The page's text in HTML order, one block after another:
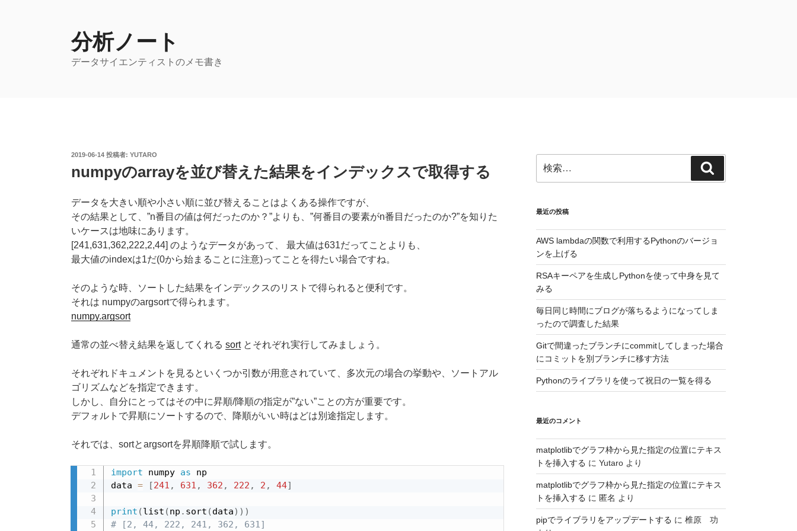
分析ノート
データサイエンティストのメモ書き
投
日:
2019-06-14 投稿者: YUTARO
numpyのarrayを並び替えた結果をインデックスで取得する
データを大きい順や小さい順に並び替えることはよくある操作ですが、
その結果として、”n番目の値は何だったのか？”よりも、”何番目の要素がn番目だったのか?”を知りた
いケースは地味にあります。
[241,631,362,222,2,44] のようなデータがあって、 最大値は631だってことよりも、
最大値のindexは1だ(0から始まることに注意)ってことを得たい場合ですね。
そのような時、ソートした結果をインデックスのリストで得られると便利です。
それは numpyのargsortで得られます。
numpy.argsort
通常の並べ替え結果を返してくれる sortとそれぞれ実行してみましょう。
それぞれドキュメントを見るといくつか引数が用意されていて、多次元の場合の挙動や、ソートアル
ゴリズムなどを指定できます。
しかし、自分にとってはその中に昇順/降順の指定が”ない”ことの方が重要です。
デフォルトで昇順にソートするので、降順がいい時はどは別途指定します。
それでは、sortとargsortを昇順降順で試します。
import numpy as np
data = [241 , 631 , 362 , 222 , 2 , 44]
print (list (np . sort (data) ) )
# [2, 44, 222, 241, 362, 631]
索:
索
最近の投稿
AWS lambdaの関数で利用するPythonのバージョ
ンを上げる
RSAキーペアを生成しPythonを使って中身を見て
みる
毎日同じ時間にブログが落ちるようになってしま
ったので調査した結果
Gitで間違ったブランチにcommitしてしまった場合
にコミットを別ブランチに移す方法
Pythonのライブラリを使って祝日の一覧を得る
最近のコメント
matplotlibでグラフ枠から見た指定の位置にテキス
トを挿入する に Yutaroより
matplotlibでグラフ枠から見た指定の位置にテキス
トを挿入する に 匿名 より
pipでライブラリをアップデートする に 椎原 功